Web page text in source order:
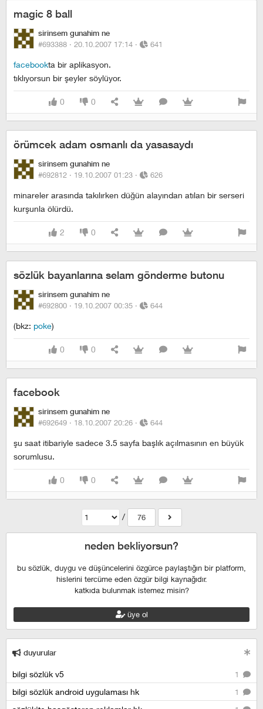
magic 8 ball
sirinsem gunahim ne
#693388 · 20.10.2007 17:14 · 641
facebookta bir aplikasyon.
tıklıyorsun bir şeyler söylüyor.
0 0
örümcek adam osmanlı da yasasaydı
sirinsem gunahim ne
#692812 · 19.10.2007 01:23 · 626
minareler arasında takılırken düğün alayından atılan bir serseri
kurşunla ölürdü.
2 0
sözlük bayanlarına selam gönderme butonu
sirinsem gunahim ne
#692800 · 19.10.2007 00:35 · 644
(bkz: poke)
0 0
facebook
sirinsem gunahim ne
#692649 · 18.10.2007 20:26 · 644
şu saat itibariyle sadece 3.5 sayfa başlık açılmasının en büyük
sorumlusu.
0 0
/ 76
neden bekliyorsun?
bu sözlük, duygu ve düşüncelerini özgürce paylaştığın bir platform,
hislerini tercüme eden özgür bilgi kaynağıdır.
katkıda bulunmak istemez misin?
üye ol
duyurular
1
bilgi sözlük v5
1
bilgi sözlük android uygulaması hk